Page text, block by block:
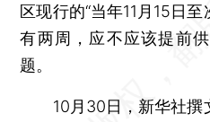
区现行的“当年11月15日至
有两周，应不应该提前
题。
10月30日，新华社撰